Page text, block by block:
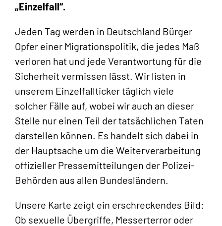
„Einzelfall“.
Jeden Tag werden in Deutschland Bürger
Opfer einer Migrationspolitik, die jedes Maß
verloren hat und jede Verantwortung für die
Sicherheit vermissen lässt. Wir listen in
unserem Einzelfallticker täglich viele
solcher Fälle auf, wobei wir auch an dieser
Stelle nur einen Teil der tatsächlichen Taten
darstellen können. Es handelt sich dabei in
der Hauptsache um die Weiterverarbeitung
offizieller Pressemitteilungen der Polizei-
Behörden aus allen Bundesländern.
Unsere Karte zeigt ein erschreckendes Bild:
Ob sexuelle Übergriffe, Messerterror oder